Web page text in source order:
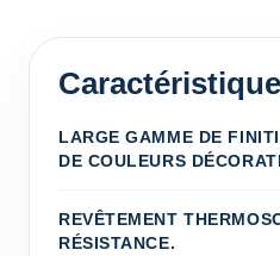
LARGE GAMME DE
DE COULEURS
REVÊTEMENT
RÉSISTANCE.